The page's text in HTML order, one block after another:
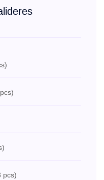
pcs)